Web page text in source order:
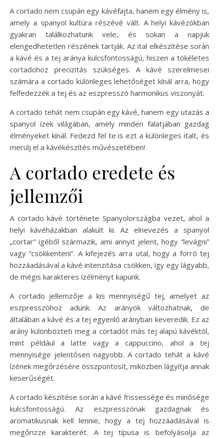
A cortado nem csupán egy kávéfajta, hanem egy élmény is,
amely a spanyol kultúra részévé vált. A helyi kávézókban
gyakran találkozhatunk vele, és sokan a napjuk
elengedhetetlen részének tartják. Az ital elkészítése során
a kávé és a tej aránya kulcsfontosságú, hiszen a tökéletes
cortadohoz precizitás szükséges. A kávé szerelmesei
számára a cortado különleges lehetőséget kínál arra, hogy
felfedezzék a tej és az eszpresszó harmonikus viszonyát.
A cortado tehát nem csupán egy kávé, hanem egy utazás a
spanyol ízek világában, amely minden falatjában gazdag
élményeket kínál. Fedezd fel te is ezt a különleges italt, és
merülj el a kávékészítés művészetében!
A cortado eredete és
jellemzői
A cortado kávé története Spanyolországba vezet, ahol a
helyi kávéházakban alakult ki. Az elnevezés a spanyol
„cortar” igéből származik, ami annyit jelent, hogy “levágni”
vagy “csökkenteni”. A kifejezés arra utal, hogy a forró tej
hozzáadásával a kávé intenzitása csökken, így egy lágyabb,
de mégis karakteres ízélményt kapunk.
A cortado jellemzője a kis mennyiségű tej, amelyet az
eszpresszóhoz adunk. Az arányok változhatnak, de
általában a kávé és a tej egyenlő arányban keveredik. Ez az
arány különbözteti meg a cortadót más tej alapú kávéktól,
mint például a latte vagy a cappuccino, ahol a tej
mennyisége jelentősen nagyobb. A cortado tehát a kávé
ízének megőrzésére összpontosít, miközben lágyítja annak
keserűségét.
A cortado készítése során a kávé frissessége és minősége
kulcsfontosságú. Az eszpresszónak gazdagnak és
aromatikusnak kell lennie, hogy a tej hozzáadásával is
megőrizze karakterét. A tej típusa is befolyásolja az